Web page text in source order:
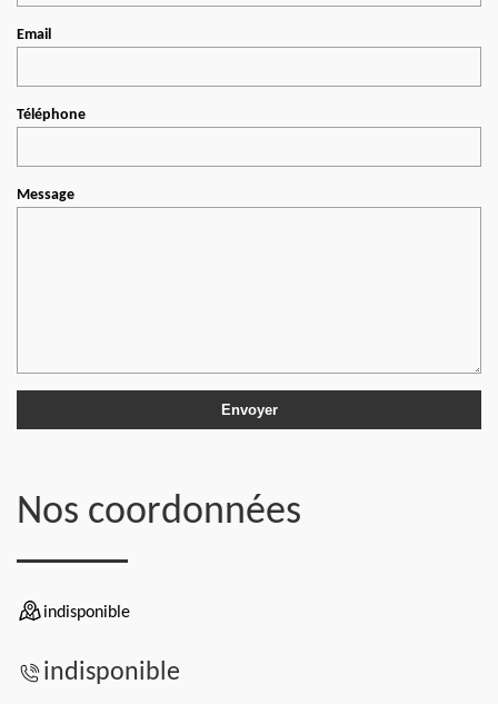
Email
Téléphone
Message
Nos coordonnées
indisponible
indisponible